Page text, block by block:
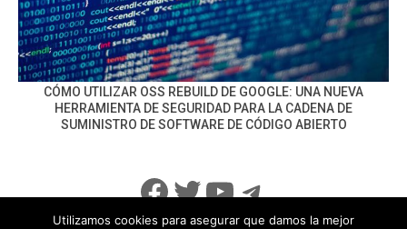
CÓMO UTILIZAR OSS REBUILD DE GOOGLE: UNA NUEVA
HERRAMIENTA DE SEGURIDAD PARA LA CADENA DE
SUMINISTRO DE SOFTWARE DE CÓDIGO ABIERTO
Facebook
Twitter
YouTube
Telegram
Utilizamos cookies para asegurar que damos la mejor